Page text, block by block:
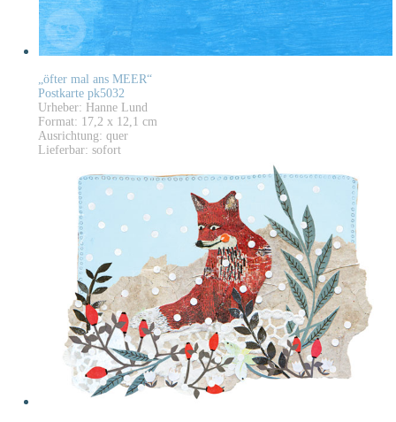
„öfter mal ans MEER“
Postkarte pk5032
Urheber: Hanne Lund
Format: 17,2 x 12,1 cm
Ausrichtung: quer
Lieferbar: sofort